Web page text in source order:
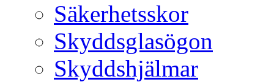
Säkerhetsskor
Skyddsglasögon
Skyddshjälmar